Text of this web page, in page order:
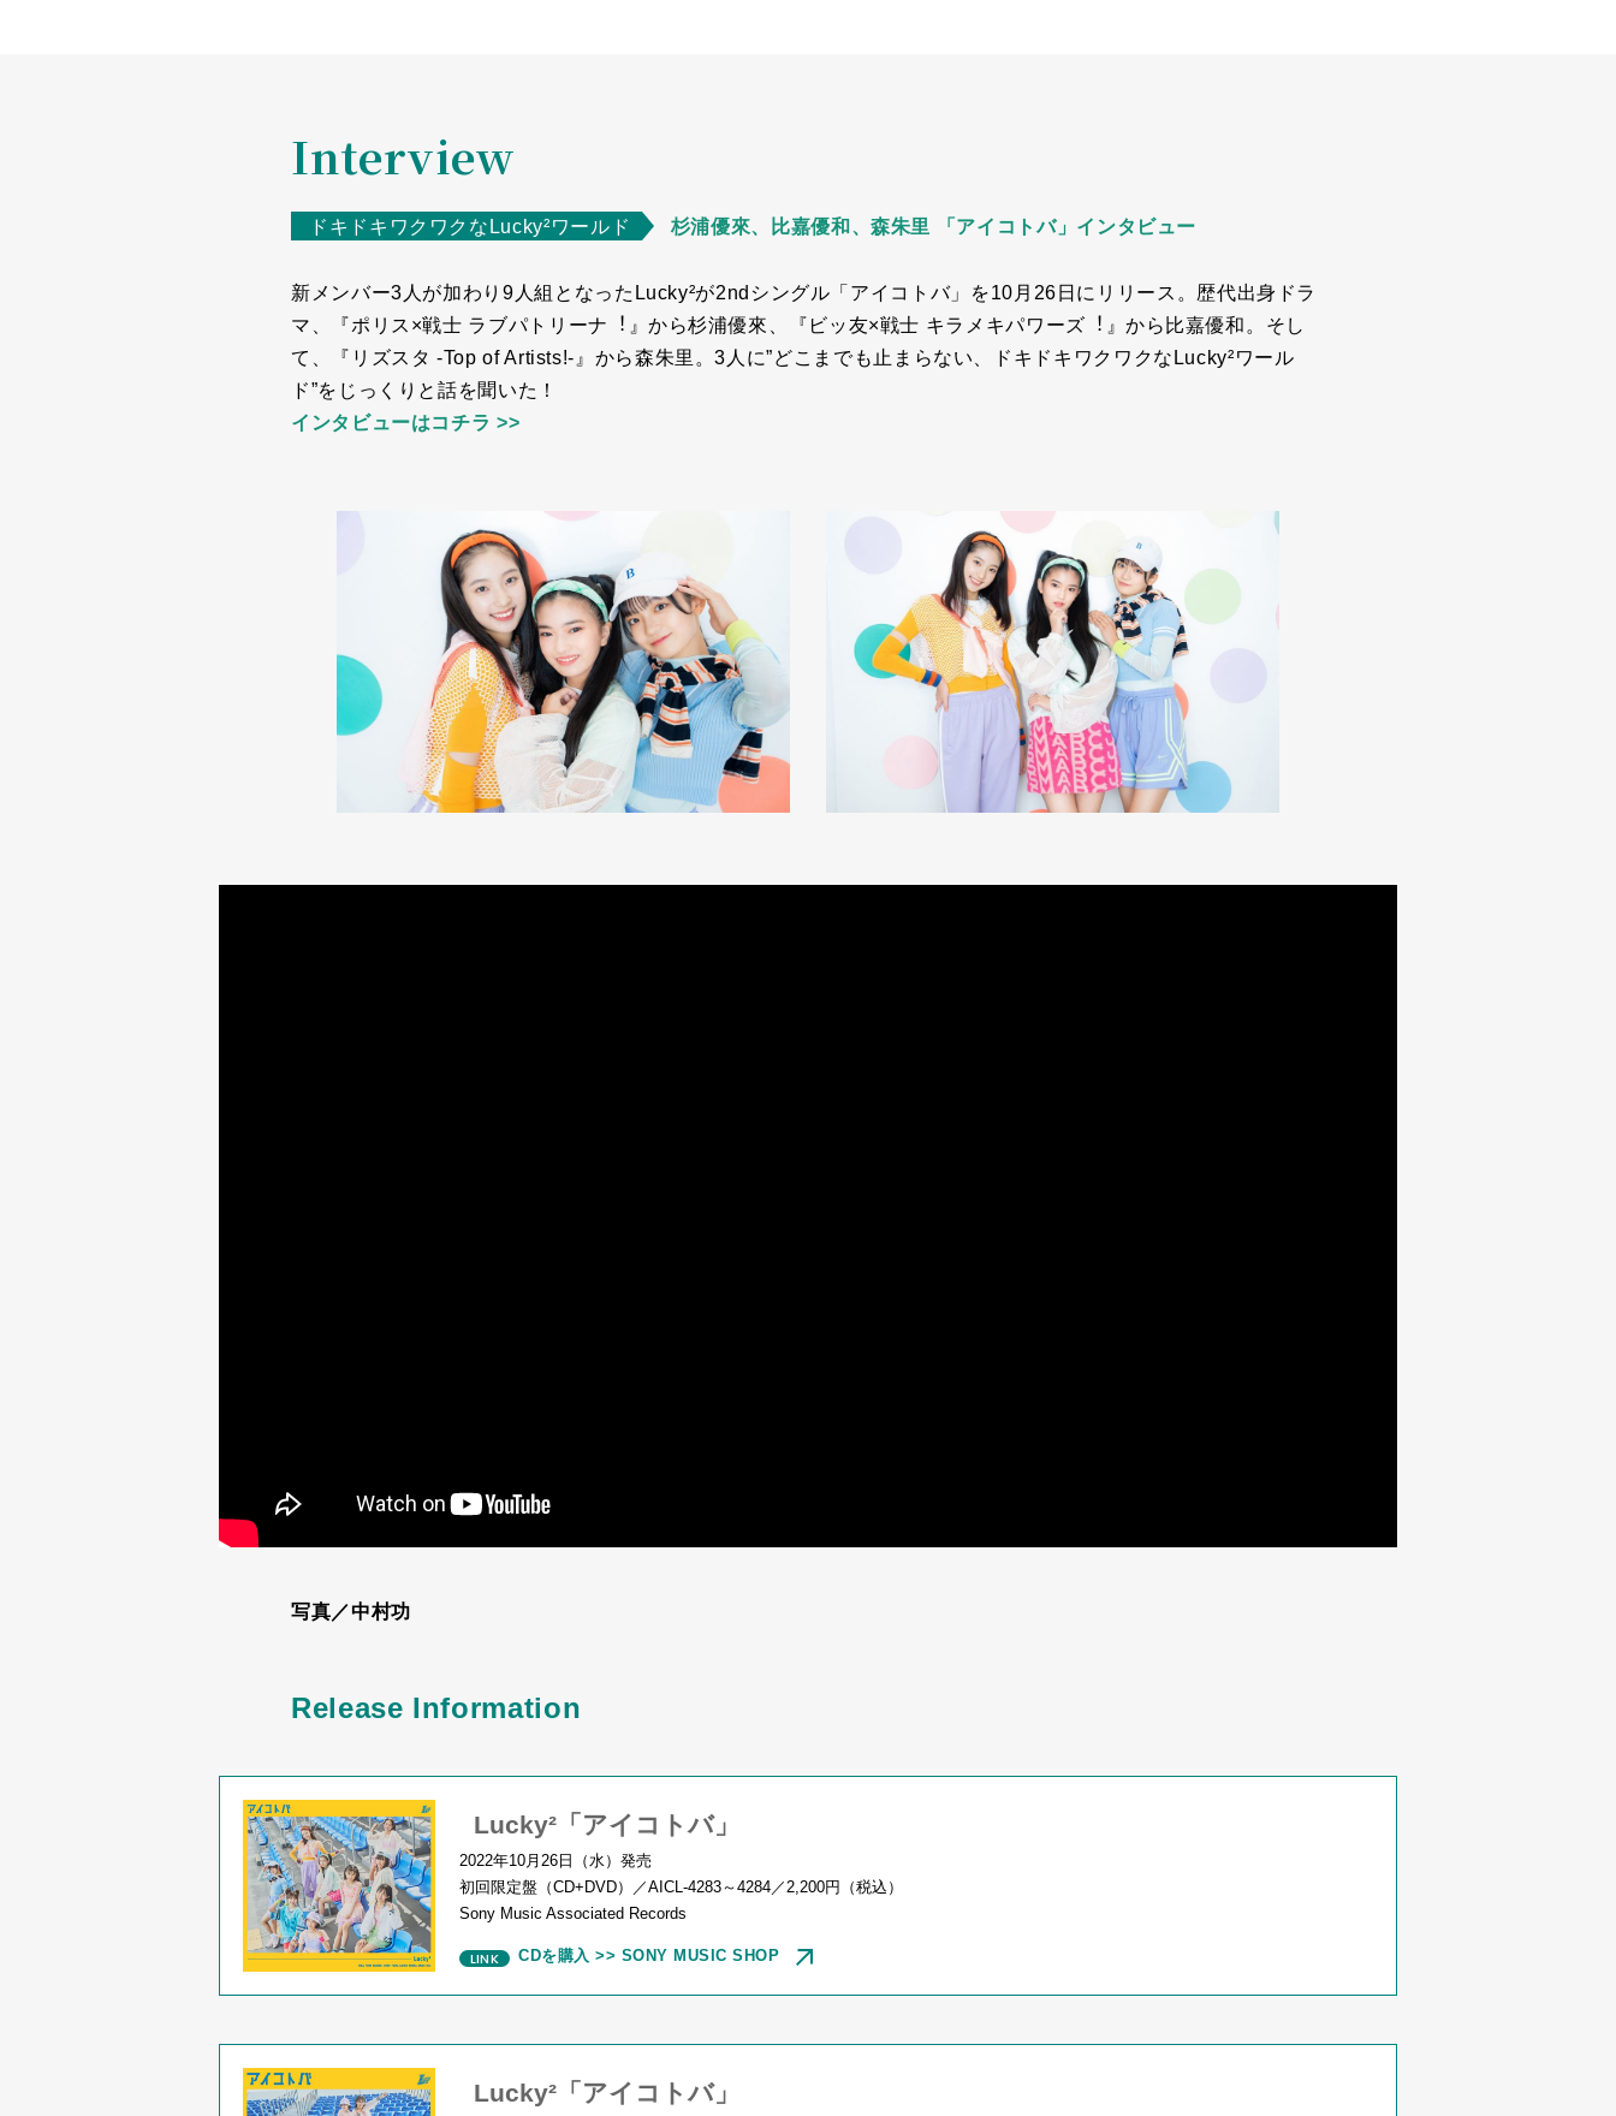
Interview
ドキドキワクワクなLucky²ワールド 杉浦優來、比嘉優和、森朱里 「アイコトバ」インタビュー
新メンバー3人が加わり9人組となったLucky²が2ndシングル「アイコトバ」を10月26日にリリース。歴代出身ドラ
マ、『ポリス×戦士 ラブパトリーナ︕』から杉浦優來、『ビッ友×戦士 キラメキパワーズ︕』から比嘉優和。そし
て、『リズスタ -Top of Artists!-』から森朱里。3人に”どこまでも止まらない、ドキドキワクワクなLucky²ワール
ド”をじっくりと話を聞いた！
インタビューはコチラ >>
写真／中村功
Release Information
Lucky²「アイコトバ」
2022年10月 26 日（水）発売
初回限定盤（CD+DVD）／AICL-4283～4284／2,200円（税込）
Sony Music Associated Records
CDを購入 >> SONY MUSIC SHOP
Lucky²「アイコトバ」